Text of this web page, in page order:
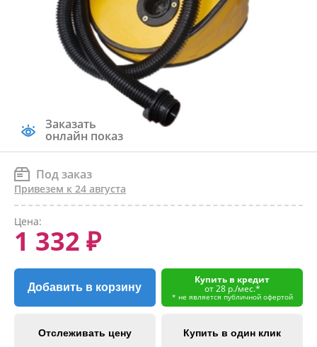
Заказать
онлайн показ
Под заказ
Привезем к 24 августа
Цена:
1 332 ₽
Добавить в корзину
Купить в кредит
от 28 р./мес.*
* не является публичной офертой
Отслеживать цену Купить в один клик